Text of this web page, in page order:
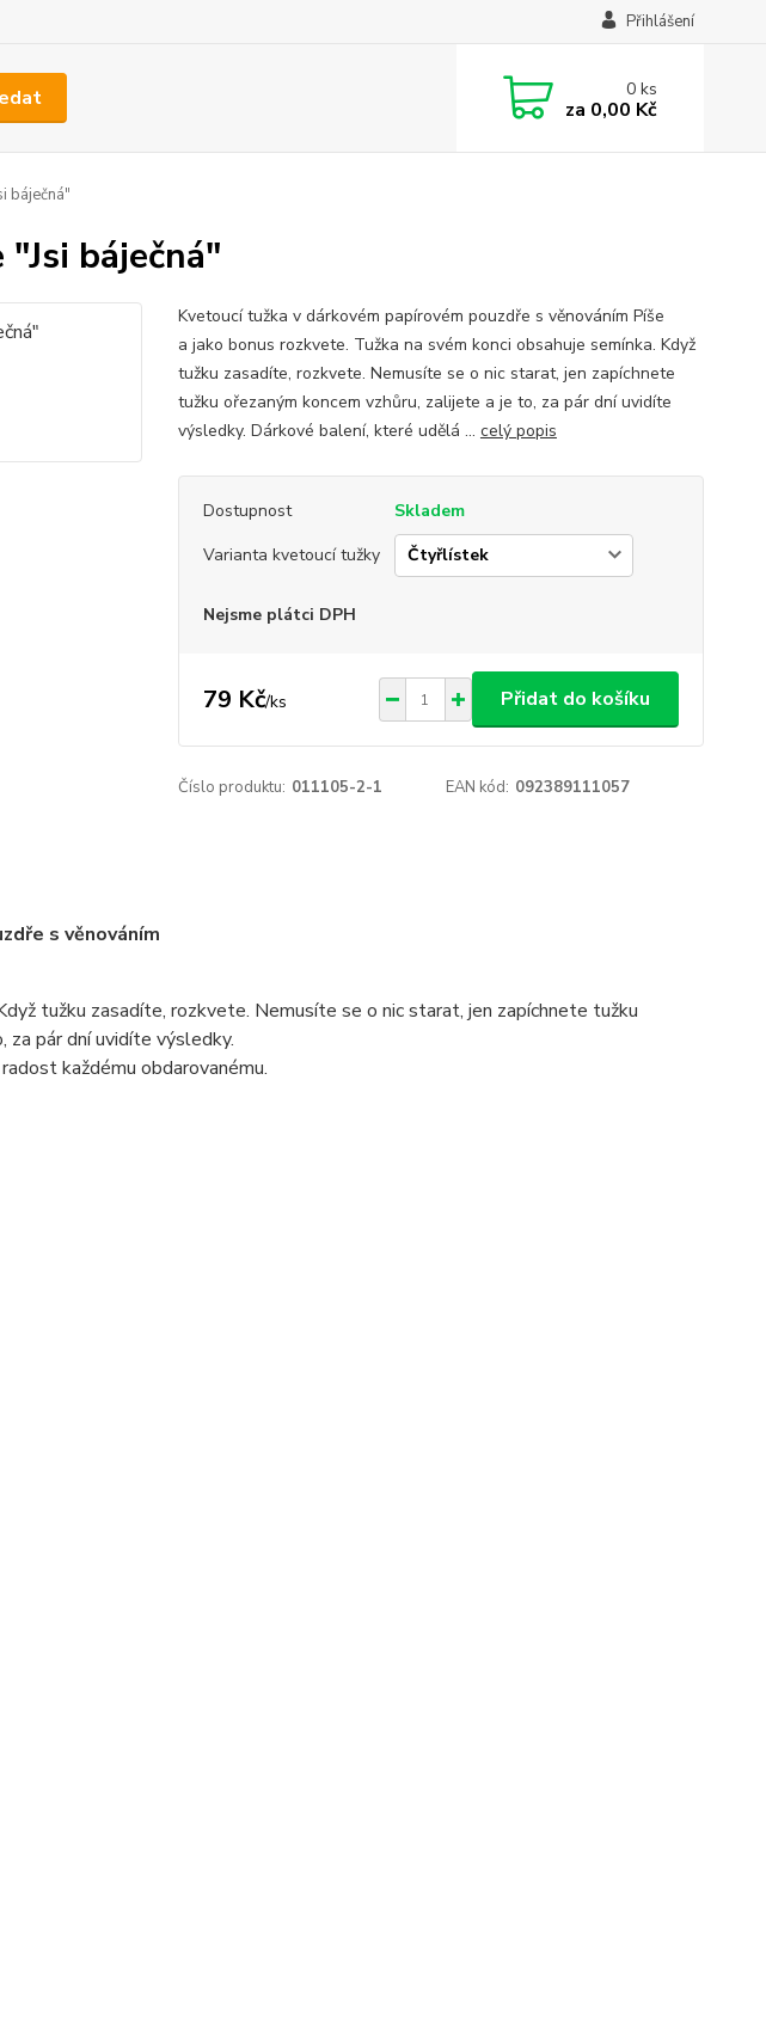
Přihlášení
0ks
za 0,00 Kč
báječná"
báječná"
Kvetoucí tužka v dárkovém papírovém pouzdře s věnováním Píše
a jako bonus rozkvete. Tužka na svém konci obsahuje semínka. Když
tužku zasadíte, rozkvete. Nemusíte se o nic starat, jen zapíchnete
tužku ořezaným koncem vzhůru, zalijete a je to, za pár dní uvidíte
výsledky. Dárkové balení, které udělá ... celý popis
Dostupnost
Skladem
Varianta kvetoucí tužky
Nejsme plátci DPH
79 Kč/ks Přidat do košíku
Číslo produktu: 011105-2-1 EAN kód: 092389111057
s věnováním
tužku zasadíte, rozkvete. Nemusíte se o nic starat, jen zapíchnete tužku
za pár dní uvidíte výsledky.
každému obdarovanému.